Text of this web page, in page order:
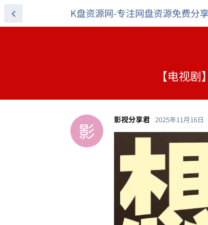
K盘资源网-专注网盘资源免费分
【电视
影 影视分享君 2025年11月16日